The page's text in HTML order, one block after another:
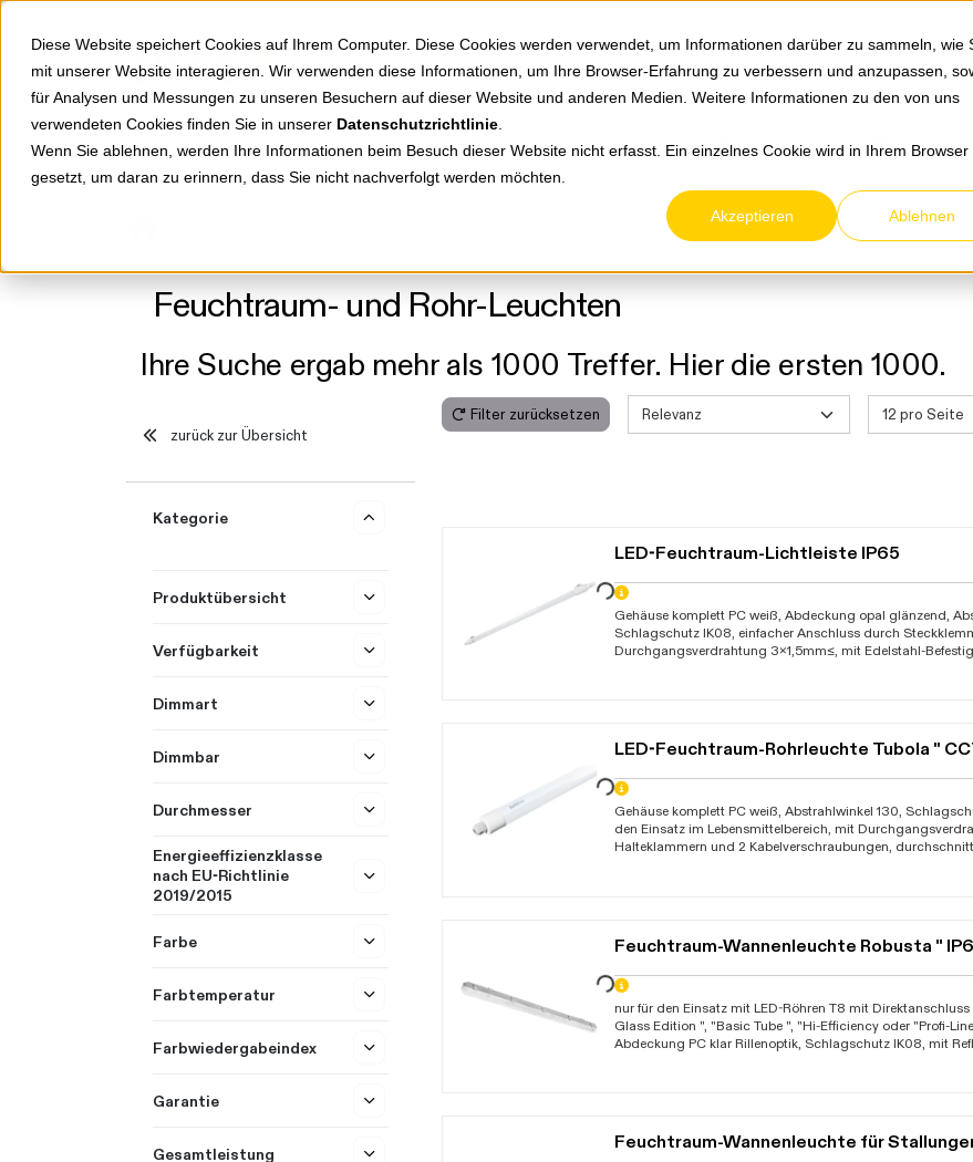
Diese Website speichert Cookies auf Ihrem Computer. Diese Cookies werden verwendet, um Informationen darüber zu sammeln, wie
mit unserer Website interagieren. Wir verwenden diese Informationen, um Ihre Browser-Erfahrung zu verbessern und anzupassen,
für Analysen und Messungen zu unseren Besuchern auf dieser Website und anderen Medien. Weitere Informationen zu den von uns
verwendeten Cookies finden Sie in unserer Datenschutzrichtlinie
Wenn Sie ablehnen, werden Ihre Informationen beim Besuch dieser Website nicht erfasst. Ein einzelnes Cookie wird in Ihrem Browser
gesetzt, um daran zu erinnern, dass Sie nicht nachverfolgt werden möchten.
Akzeptieren Ablehnen
Springe zu Hauptinhalt Ihre
Markenwelten Service & Retouren Karriere Über
Feuchtraum- und Rohr-Leuchten
Feuchtraum- und Rohr-Leuchten
Ihre Suche ergab mehr als 1000 Treffer. Hier die ersten 1000.
zurück zur Übersicht
Kategorie
Produktübersicht
Verfügbarkeit
Dimmart
Dimmbar
Durchmesser
Energieeffizienzklasse
nach EU-Richtlinie
2019/2015
Farbe
Farbtemperatur
Farbwiedergabeindex
Garantie
Gesamtleistung
Filter zurücksetzen
LED-Feuchtraum-Lichtleiste IP65
Daten werden geladen. Bitte warten...
Gehäuse komplett PC weiß, Abdeckung opal glänzend,
Schlagschutz IK08, einfacher Anschluss durch
Durchgangsverdrahtung 3x1,5mm≤, mit Edelstahl-
LED-Feuchtraum-Rohrleuchte Tubola "
Daten werden geladen. Bitte warten...
Gehäuse komplett PC weiß, Abstrahlwinkel 130,
den Einsatz im Lebensmittelbereich, mit
Halteklammern und 2 Kabelverschraubungen,
Daten werden geladen. Bitte warten...
nur für den Einsatz mit LED-Röhren T8 mit
Glass Edition ", "Basic Tube ", "Hi-Efficiency oder "Profi-
Abdeckung PC klar Rillenoptik, Schlagschutz IK08, mit
Feuchtraum-Wannenleuchte für